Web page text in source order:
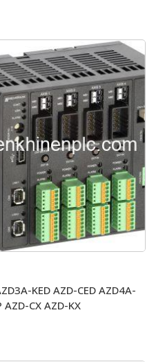
KED AZD-CED AZD4A-
AZD-CX AZD-KX